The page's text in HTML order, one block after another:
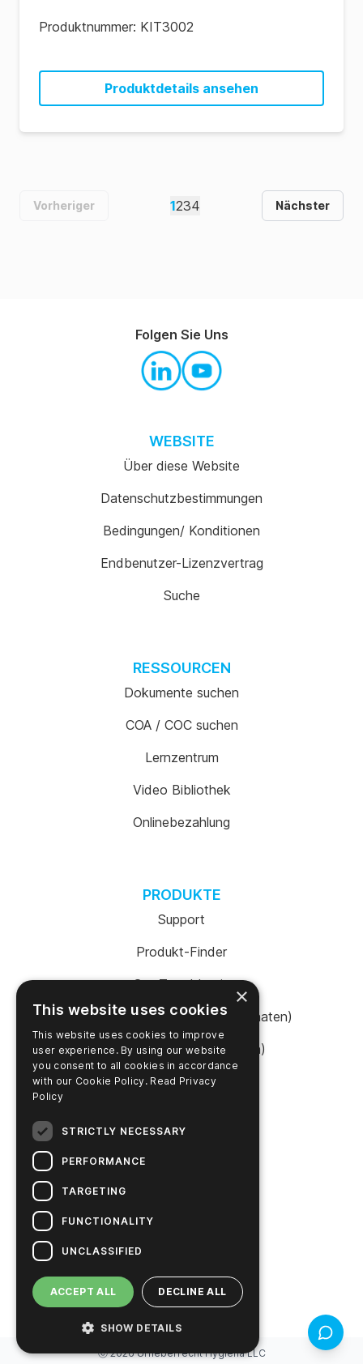
Produktnummer: KIT3002
Produktdetails ansehen
Vorheriger 1234 Nächster
WEBSITE
Über diese Website
Datenschutzbestimmungen
Bedingungen/ Konditionen
Endbenutzer-Lizenzvertrag
Suche
RESSOURCEN
Dokumente suchen
COA / COC suchen
Lernzentrum
Video Bibliothek
Onlinebezahlung
PRODUKTE
Support
Produkt-Finder
SureTrend Login
Online einkaufen (Vereinigte Staaten)
Online einkaufen (Australien)
Hygiena's Story
Nachhaltige Lösungen
Folgen Sie Uns
ⓒ2026 UrheberrechtHygiena LLC
×
This website uses cookies
This website uses cookies to improve
user experience. By using our website
you consent to all cookies in accordance
with our Cookie Policy. Read Privacy
Policy
STRICTLY NECESSARY
PERFORMANCE
TARGETING
FUNCTIONALITY
UNCLASSIFIED
ACCEPT ALL DECLINE ALL
SHOW DETAILS